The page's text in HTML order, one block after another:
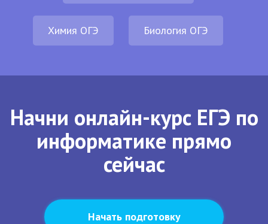
Химия ОГЭ Биология ОГЭ
Начни онлайн-курс ЕГЭ по
информатике прямо
сейчас
Начать подготовку